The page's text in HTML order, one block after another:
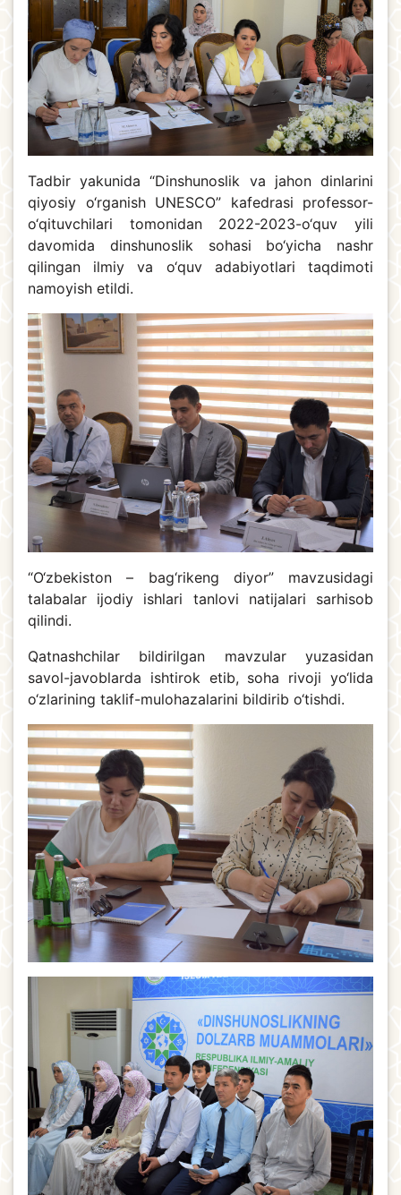
Tadbir yakunida “Dinshunoslik va jahon dinlarini
qiyosiy o‘rganish UNESCO” kafedrasi professor-
o‘qituvchilari tomonidan 2022-2023-o‘quv yili
davomida dinshunoslik sohasi bo‘yicha nashr
qilingan ilmiy va o‘quv adabiyotlari taqdimoti
namoyish etildi.
“O‘zbekiston – bag‘rikeng diyor” mavzusidagi
talabalar ijodiy ishlari tanlovi natijalari sarhisob
qilindi.
Qatnashchilar bildirilgan mavzular yuzasidan
savol-javoblarda ishtirok etib, soha rivoji yo‘lida
o‘zlarining taklif-mulohazalarini bildirib o‘tishdi.